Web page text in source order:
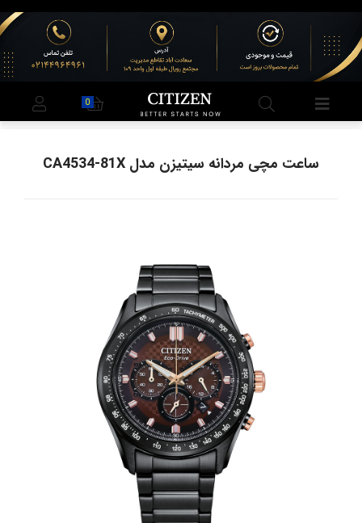
ساعت مچی مردانه سیتیزن مدل CA4534-81X
0